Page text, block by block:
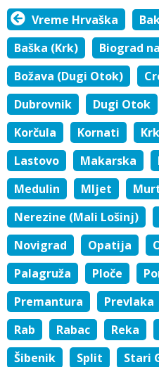
Vreme Hrvaška
Baška (Krk)
Biograd
Božava (Dugi Otok)
Dubrovnik
Dugi Otok
Korčula
Kornati Krk
Lastovo
Makarska
Medulin
Mljet
Nerezine (Mali Lošinj)
Novigrad
Opatija
Palagruža
Ploče
Premantura
Prevlaka
Rab
Rabac Reka
Šibenik
Split Stari